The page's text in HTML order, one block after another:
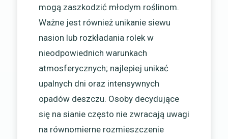
mogą zaszkodzić młodym roślinom.
Ważne jest również unikanie siewu
nasion lub rozkładania rolek w
nieodpowiednich warunkach
atmosferycznych; najlepiej unikać
upalnych dni oraz intensywnych
opadów deszczu. Osoby decydujące
się na sianie często nie zwracają uwagi
na równomierne rozmieszczenie